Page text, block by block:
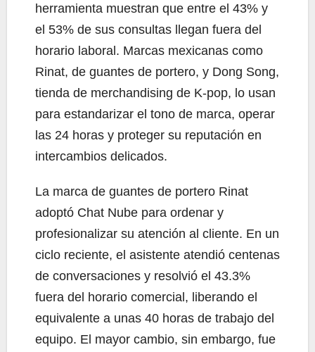
herramienta muestran que entre el 43% y
el 53% de sus consultas llegan fuera del
horario laboral. Marcas mexicanas como
Rinat, de guantes de portero, y Dong Song,
tienda de merchandising de K-pop, lo usan
para estandarizar el tono de marca, operar
las 24 horas y proteger su reputación en
intercambios delicados.
La marca de guantes de portero Rinat
adoptó Chat Nube para ordenar y
profesionalizar su atención al cliente. En un
ciclo reciente, el asistente atendió centenas
de conversaciones y resolvió el 43.3%
fuera del horario comercial, liberando el
equivalente a unas 40 horas de trabajo del
equipo. El mayor cambio, sin embargo, fue